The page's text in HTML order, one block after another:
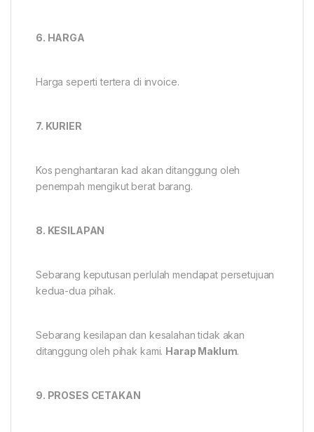
6. HARGA
Harga seperti tertera di invoice.
7. KURIER
Kos penghantaran kad akan ditanggung oleh
penempah mengikut berat barang.
8. KESILAPAN
Sebarang keputusan perlulah mendapat persetujuan
kedua-dua pihak.
Sebarang kesilapan dan kesalahan tidak akan
ditanggung oleh pihak kami. Harap Maklum.
9. PROSES CETAKAN